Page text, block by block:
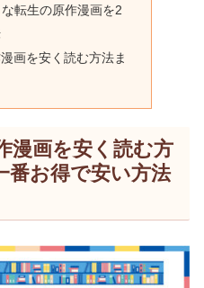
転生の原作漫画を2
画を安く読む方法ま
漫画を安く読む方
番お得で安い方法